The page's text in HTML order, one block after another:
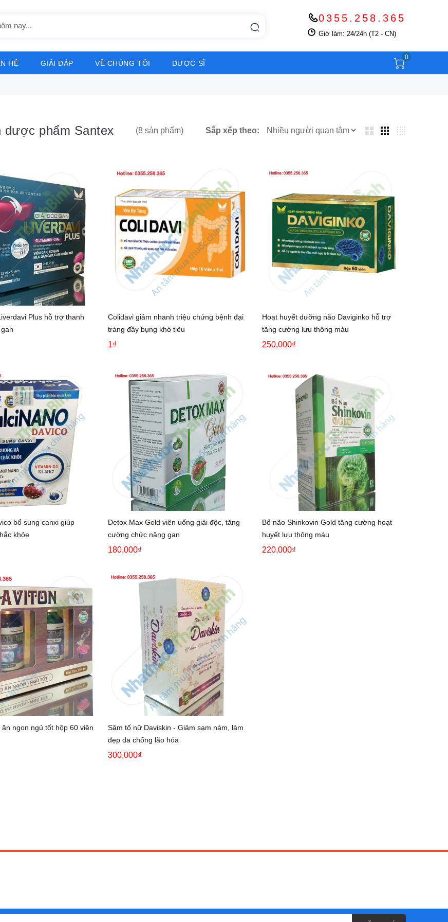
0355.258.365
Giờ làm: 24/24h (T2 - CN)
HỆ GIẢI ĐÁP VỀ CHÚNG TÔI DƯỢC SĨ
0
dược phẩm Santex (8 sản phẩm) Sắp xếp theo:
Plus hỗ trợ thanh
Colidavi giảm nhanh triệu chứng bệnh đại
tràng đầy bụng khó tiêu
1₫
Hoạt huyết dưỡng não Daviginko hỗ trợ
tăng cường lưu thông máu
250,000₫
bổ sung canxi giúp
khỏe
Detox Max Gold viên uống giải độc, tăng
cường chức năng gan
180,000₫
Bổ não Shinkovin Gold tăng cường hoạt
huyết lưu thông máu
220,000₫
ngon ngủ tốt hộp 60 viên
Sâm tố nữ Daviskin - Giảm sạm nám, làm
đẹp da chống lão hóa
300,000₫